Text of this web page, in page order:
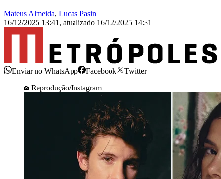
Mateus Almeida, Lucas Pasin
16/12/2025 13:41 , atualizado 16/12/2025 14:31
Enviar no WhatsApp Facebook
Twitter
Reprodução/Instagram